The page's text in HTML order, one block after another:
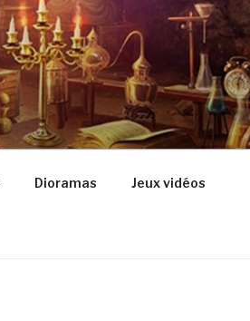
Dioramas Jeux vidéos